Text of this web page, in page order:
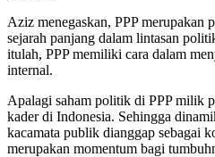
Aziz menegaskan, PPP merupakan
sejarah panjang dalam lintasan
itulah, PPP memiliki cara dalam
internal.
Apalagi saham politik di PPP milik
kader di Indonesia. Sehingga
kacamata publik dianggap sebagai
merupakan momentum bagi